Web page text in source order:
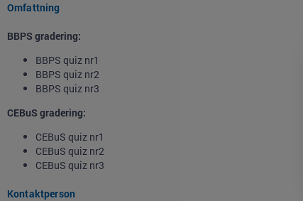
Omfattning
BBPS gradering:
BBPS quiz nr1
BBPS quiz nr2
BBPS quiz nr3
CEBuS gradering:
CEBuS quiz nr1
CEBuS quiz nr2
CEBuS quiz nr3
Kontaktperson